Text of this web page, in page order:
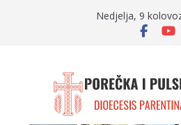
Nedjelja, 9